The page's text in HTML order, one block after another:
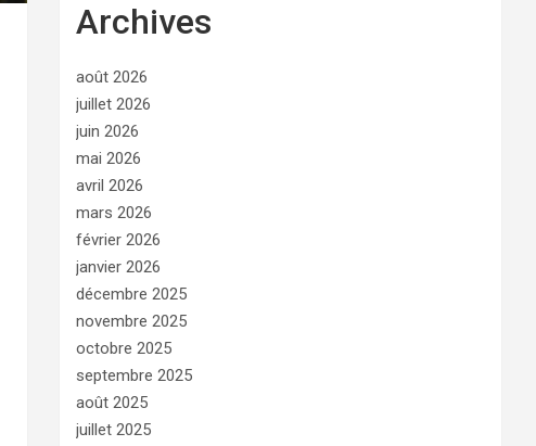
Archives
août 2026
juillet 2026
juin 2026
mai 2026
avril 2026
mars 2026
février 2026
janvier 2026
décembre 2025
novembre 2025
octobre 2025
septembre 2025
août 2025
juillet 2025